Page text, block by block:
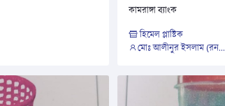
কামরাঙ্গা ব্যাংক
হিমেল প্লাষ্টিক
মোঃ আলীনুর ইসলাম (রন...